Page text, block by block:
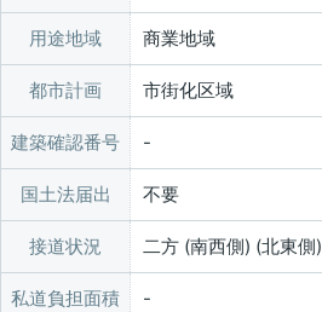
用途地域 商業地域
都市計画 市街化区域
建築確認番号
国土法届出 不要
接道状況 二方 (南西側) (北東側)
私道負担面積